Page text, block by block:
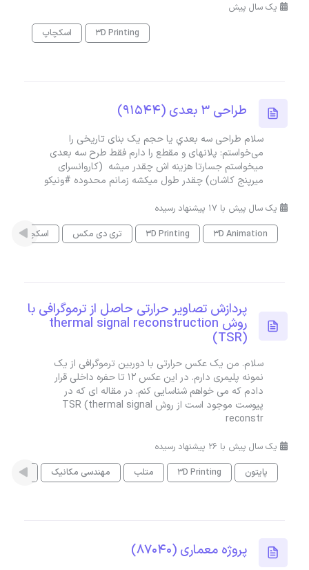
یک سال پیش
3D Printing
اسکچاپ
طراحی 3 بعدی (91544)
سلام طراحی سه بعدي یا حجم یک بنای تاریخی را
می‌خواستم: پلانهای و مقطع را دارم فقط طرح سه بعدی
میخواستم جسارتا هزینه اش چقدر میشه (کاروانسرای
میرپنج کاشان) چقدر طول میکشه زمانم محدوده #ونیکو
یک سال پیش با 17 پیشنهاد رسیده
3D Animation
3D Printing تری دی مکس اسکچاپ
پردازش تصاویر حرارتی حاصل از ترموگرافی با
روش thermal signal reconstruction
(TSR)
سلام. من یک عکس حرارتی با دوربین ترموگرافی از یک
نمونه پلیمری دارم. در این عکس 12 تا حفره داخلی قرار
دادم که می خواهم شناسایی کنم. در مقاله ای که در
پیوست موجود است از روش TSR (thermal signal
reconstr
یک سال پیش با 26 پیشنهاد رسیده
پایتون
3D Printing متلب مهندسی مکانیک
پروژه معماری (87040)